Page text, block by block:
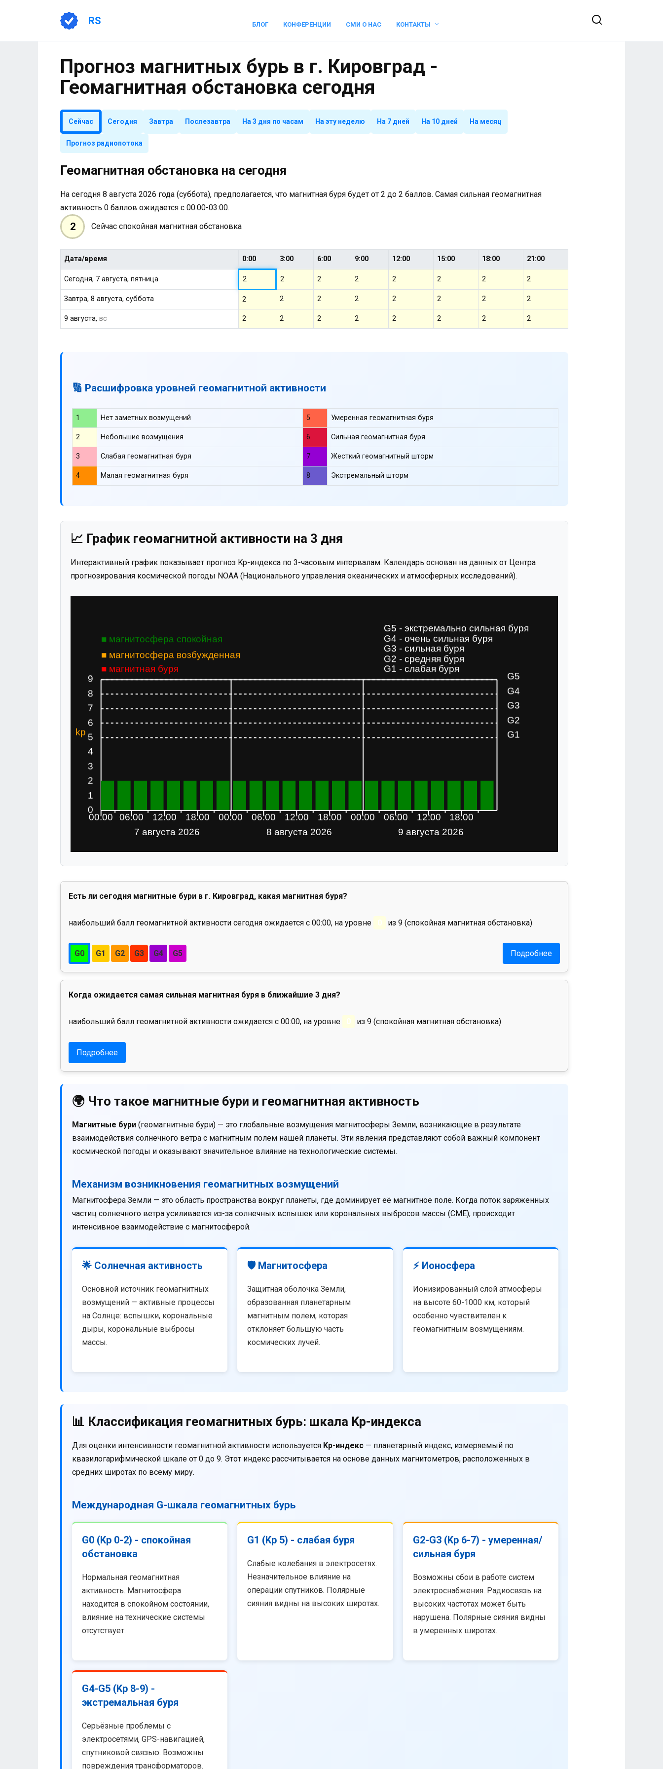
RS БЛОГ КОНФЕРЕНЦИИ СМИ О НАС КОНТАКТЫ
Прогноз магнитных бурь в г. Кировград -
Геомагнитная обстановка сегодня
Сейчас Сегодня Завтра Послезавтра На 3 дня по часам На эту неделю На 7 дней На 10 дней На месяц
Прогноз радиопотока
Геомагнитная обстановка на сегодня
На сегодня 8 августа 2026 года (суббота), предполагается, что магнитная буря будет от 2 до 2 баллов. Самая сильная геомагнитная
активность 0 баллов ожидается с 00:00-03:00.
2 Сейчас спокойная магнитная обстановка
Дата/время 0:00 3:00 6:00 9:00 12:00 15:00 18:00 21:00
Сегодня, 7 августа, пятница 2 2 2 2 2 2 2 2
Завтра, 8 августа, суббота 2 2 2 2 2 2 2 2
9 августа,вс 2 2 2 2 2 2 2 2
🔢 Расшифровка уровней геомагнитной активности
1 Нет заметных возмущений 5 Умеренная геомагнитная буря
2 Небольшие возмущения 6 Сильная геомагнитная буря
3 Слабая геомагнитная буря 7 Жесткий геомагнитный шторм
4 Малая геомагнитная буря 8 Экстремальный шторм
📈 График геомагнитной активности на 3 дня
Интерактивный график показывает прогноз Kp-индекса по 3-часовым интервалам. Календарь основан на данных от Центра
прогнозирования космической погоды NOAA (Национального управления океанических и атмосферных исследований).
Есть ли сегодня магнитные бури в г. Кировград, какая магнитная буря?
наибольший балл геомагнитной активности сегодня ожидается с 00:00, на уровне 0 из 9 (спокойная магнитная обстановка)
G0 G1 G2 G3 G4 G5 Подробнее
Когда ожидается самая сильная магнитная буря в ближайшие 3 дня?
наибольший балл геомагнитной активности ожидается с 00:00, на уровне 0 из 9 (спокойная магнитная обстановка)
Подробнее
🌍 Что такое магнитные бури и геомагнитная активность
Магнитные бури (геомагнитные бури) — это глобальные возмущения магнитосферы Земли, возникающие в результате
взаимодействия солнечного ветра с магнитным полем нашей планеты. Эти явления представляют собой важный компонент
космической погоды и оказывают значительное влияние на технологические системы.
Механизм возникновения геомагнитных возмущений
Магнитосфера Земли — это область пространства вокруг планеты, где доминирует её магнитное поле. Когда поток заряженных
частиц солнечного ветра усиливается из-за солнечных вспышек или корональных выбросов массы (CME), происходит
интенсивное взаимодействие с магнитосферой.
🌟 Солнечная активность
Основной источник геомагнитных
возмущений — активные процессы
на Солнце: вспышки, корональные
дыры, корональные выбросы
массы.
🛡️ Магнитосфера
Защитная оболочка Земли,
образованная планетарным
магнитным полем, которая
отклоняет большую часть
космических лучей.
⚡ Ионосфера
Ионизированный слой атмосферы
на высоте 60-1000 км, который
особенно чувствителен к
геомагнитным возмущениям.
📊 Классификация геомагнитных бурь: шкала Kp-индекса
Для оценки интенсивности геомагнитной активности используется Kp-индекс — планетарный индекс, измеряемый по
квазилогарифмической шкале от 0 до 9. Этот индекс рассчитывается на основе данных магнитометров, расположенных в
средних широтах по всему миру.
Международная G-шкала геомагнитных бурь
G0 (Kp 0-2) - спокойная
обстановка
Нормальная геомагнитная
активность. Магнитосфера
находится в спокойном состоянии,
влияние на технические системы
отсутствует.
G1 (Kp 5) - слабая буря
Слабые колебания в электросетях.
Незначительное влияние на
операции спутников. Полярные
сияния видны на высоких широтах.
G2-G3 (Kp 6-7) - умеренная/
сильная буря
Возможны сбои в работе систем
электроснабжения. Радиосвязь на
высоких частотах может быть
нарушена. Полярные сияния видны
в умеренных широтах.
G4-G5 (Kp 8-9) -
экстремальная буря
Серьёзные проблемы с
электросетями, GPS-навигацией,
спутниковой связью. Возможны
повреждения трансформаторов.